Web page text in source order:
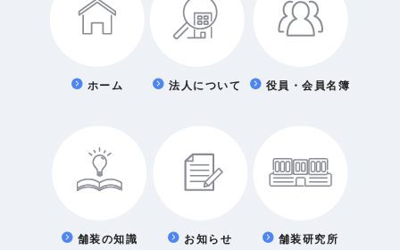
ホーム 法人について 役員・会員名簿
舗装の知識 お知らせ 舗装研究所